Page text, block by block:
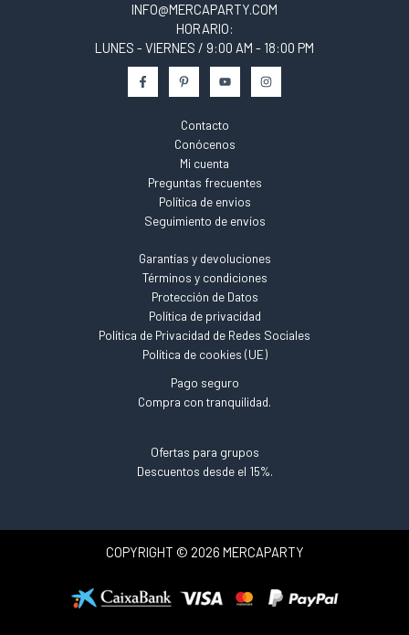
INFO@MERCAPARTY.COM
HORARIO:
LUNES - VIERNES / 9:00 AM - 18:00 PM
Contacto
Conócenos
Mi cuenta
Preguntas frecuentes
Política de envios
Seguimiento de envíos
Garantías y devoluciones
Términos y condiciones
Protección de Datos
Política de privacidad
Política de Privacidad de Redes Sociales
Política de cookies (UE)
Pago seguro
Compra con tranquilidad.
Ofertas para grupos
Descuentos desde el 15%.
COPYRIGHT © 2026 MERCAPARTY